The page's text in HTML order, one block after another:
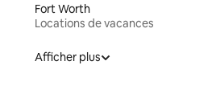
Fort Worth
Locations de vacances
Afficher plus